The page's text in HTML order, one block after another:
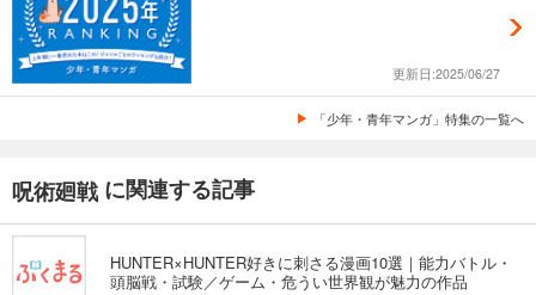
更新日:2025/06/27
「少年・青年マンガ」特集の一覧へ
呪術廻戦 に関連する記事
HUNTER×HUNTER好きに刺さる漫画10選｜能力バトル・
頭脳戦・試験／ゲーム・危うい世界観が魅力の作品